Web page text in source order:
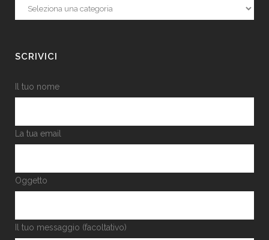
Categorie
SCRIVICI
Il tuo nome
La tua email
Oggetto
Il tuo messaggio (facoltativo)